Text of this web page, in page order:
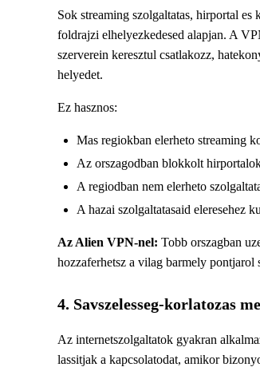
Sok streaming szolgaltatas, hirportal es
foldrajzi elhelyezkedesed alapjan. A
szerverein keresztul csatlakozz,
helyedet.
Ez hasznos:
Mas regiokban elerheto streaming
Az orszagodban blokkolt
A regiodban nem elerheto
A hazai szolgaltatasaid eleresehez
Az Alien VPN-nel: Tobb orszagban
hozzaferhetsz a vilag barmely pontjarol
4. Savszelesseg-korlatozas
Az internetszolgaltatok gyakran
lassitjak a kapcsolatodat, amikor